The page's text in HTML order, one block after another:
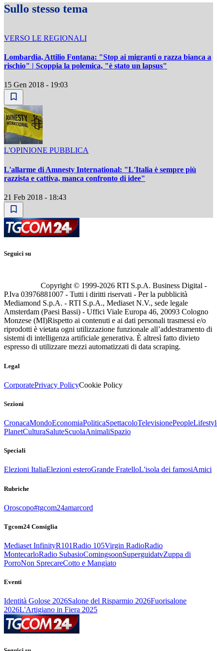
Sullo stesso tema
VERSO LE REGIONALI
Lombardia, Attilio Fontana: "Stop ai migranti o razza bianca a
rischio" | Scoppia la polemica, "è stato un lapsus"
15 Gen 2018 - 19:03
L'OPINIONE PUBBLICA
L'allarme di Amnesty International: "L'Italia è sempre più
razzista e cattiva, manca confronto di idee"
21 Feb 2018 - 18:43
Seguici su
Copyright © 1999-2026 RTI S.p.A. Business Digital -
P.Iva 03976881007 - Tutti i diritti riservati - Per la pubblicità
Mediamond S.p.A. - RTI S.p.A., Mediaset N.V., sede legale
Amsterdam (Paesi Bassi) - Uffici Viale Europa 46, 20093 Cologno
Monzese (MI)Rispetto ai contenuti e ai dati personali trasmessi e/o
riprodotti è vietata ogni utilizzazione funzionale all’addestramento di
sistemi di intelligenza artificiale generativa. È altresì fatto divieto
espresso di utilizzare mezzi automatizzati di data scraping.
Legal
CorporatePrivacy PolicyCookie Policy
Sezioni
CronacaMondoEconomiaPoliticaSpettacoloTelevisionePeople
PlanetCulturaSaluteScuolaAnimaliSpazio
Speciali
Elezioni ItaliaElezioni esteroGrande FratelloL'isola dei famosiAmici
Rubriche
Oroscopo#tgcom24amarcord
Tgcom24 Consiglia
Mediaset InfinityR101Radio 105Virgin RadioRadio
MontecarloRadio SubasioComingsoonSuperguidatvZuppa di
PorroNon SprecareCotto e Mangiato
Eventi
Identità Golose 2026Salone del Risparmio 2026Fuorisalone
2026L'Artigiano in Fiera 2025